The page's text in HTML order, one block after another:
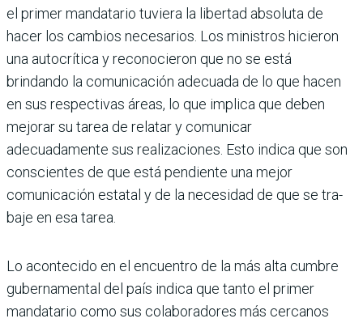
el primer mandata­rio tuviera la libertad absoluta de
hacer los cambios necesarios. Los ministros hicie­ron
una autocrítica y reconocieron que no se está
brindando la comunicación adecuada de lo que hacen
en sus respectivas áreas, lo que implica que deben
mejorar su tarea de relatar y comunicar
adecuadamente sus rea­lizaciones. Esto indica que son
conscientes de que está pendiente una mejor
comunica­ción estatal y de la necesidad de que se tra­
baje en esa tarea.
Lo acontecido en el encuentro de la más alta cumbre
gubernamental del país indica que tanto el primer
mandatario como sus cola­boradores más cercanos